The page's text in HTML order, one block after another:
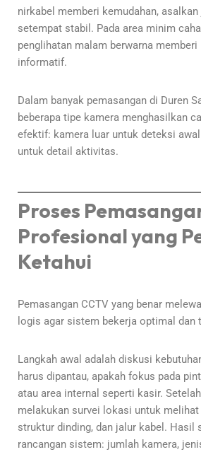
nirkabel memberi kemudahan, asalkan
setempat stabil. Pada area minim
penglihatan malam berwarna
informatif.
Dalam banyak pemasangan di Duren
beberapa tipe kamera menghasilkan
efektif: kamera luar untuk deteksi
untuk detail aktivitas.
Proses
Profesional yang
Ketahui
Pemasangan CCTV yang benar
logis agar sistem bekerja optimal dan
Langkah awal adalah diskusi
harus dipantau, apakah fokus pada
atau area internal seperti kasir.
melakukan survei lokasi untuk
struktur dinding, dan jalur kabel. Hasil
rancangan sistem: jumlah kamera,